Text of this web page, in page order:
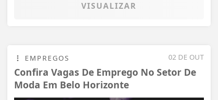
VISUALIZAR
02 DE OUT
EMPREGOS
Confira Vagas De Emprego No Setor De
Moda Em Belo Horizonte